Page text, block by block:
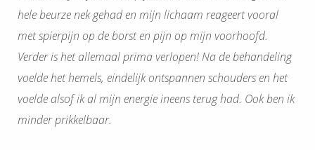
hele beurze nek gehad en mijn lichaam reageert vooral
met spierpijn op de borst en pijn op mijn voorhoofd.
Verder is het allemaal prima verlopen! Na de behandeling
voelde het hemels, eindelijk ontspannen schouders en het
voelde alsof ik al mijn energie ineens terug had. Ook ben ik
minder prikkelbaar.